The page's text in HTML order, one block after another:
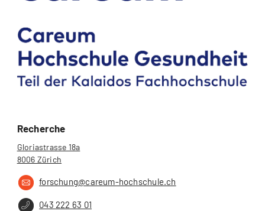
Recherche
Gloriastrasse 18a
8006 Zürich
forschung@careum-hochschule.ch
043 222 63 01